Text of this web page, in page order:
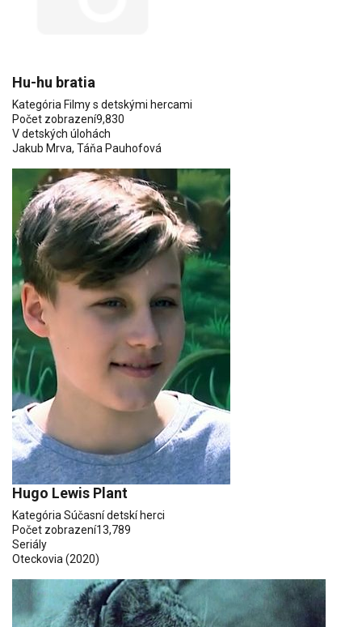
Hu-hu bratia
Kategória Filmy s detskými hercami
Počet zobrazení9,830
V detských úlohách
Jakub Mrva, Táňa Pauhofová
Hugo Lewis Plant
KategóriaSúčasní detskí herci
Počet zobrazení13,789
Seriály
Oteckovia(2020)